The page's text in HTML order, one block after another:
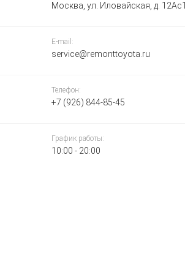
Москва, ул. Иловайская, д. 12Ас1
E-mail:
service@remonttoyota.ru
Телефон:
+7 (926) 844-85-45
График работы:
10:00 - 20:00